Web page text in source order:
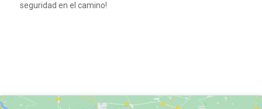
seguridad en el camino!